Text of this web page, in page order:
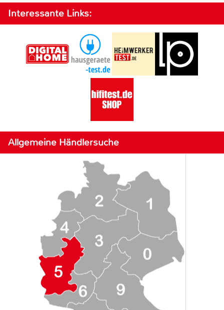
Interessante Links:
Allgemeine Händlersuche